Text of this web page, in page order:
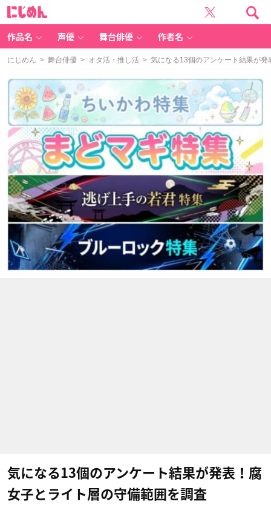
作品名 声優 舞台俳優 作者名
にじめん > 舞台俳優 > オタ活・推し活 > 気になる13個のアンケート結果が
気になる13個のアンケート結果が発表！腐
女子とライト層の守備範囲を調査